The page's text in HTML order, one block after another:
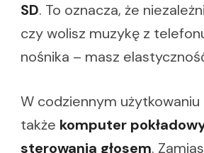
SD. To oznacza, że
czy wolisz muzykę z
nośnika – masz
W codziennym
także komputer
sterowania głosem.